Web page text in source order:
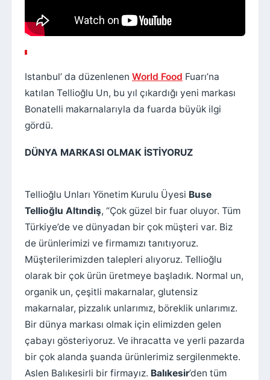
Istanbul’ da düzenlenen World Food Fuarı’na
katılan Tellioğlu Un, bu yıl çıkardığı yeni markası
Bonatelli makarnalarıyla da fuarda büyük ilgi
gördü.
DÜNYA MARKASI OLMAK İSTİYORUZ
Tellioğlu Unları Yönetim Kurulu Üyesi Buse
Tellioğlu Altındiş, “Çok güzel bir fuar oluyor. Tüm
Türkiye’de ve dünyadan bir çok müşteri var. Biz
de ürünlerimizi ve firmamızı tanıtıyoruz.
Müşterilerimizden talepleri alıyoruz. Tellioğlu
olarak bir çok ürün üretmeye başladık. Normal un,
organik un, çeşitli makarnalar, glutensiz
makarnalar, pizzalık unlarımız, böreklik unlarımız.
Bir dünya markası olmak için elimizden gelen
çabayı gösteriyoruz. Ve ihracatta ve yerli pazarda
bir çok alanda şuanda ürünlerimiz sergilenmekte.
Aslen Balıkesirli bir firmayız. Balıkesir’den tüm